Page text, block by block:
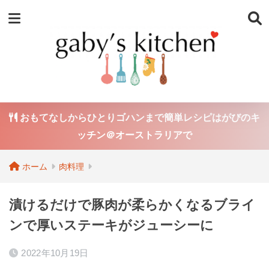
おもてなしからひとりゴハンまで簡単レシピはがびのキ
ッチン＠オーストラリアで
ホーム 肉料理
漬けるだけで豚肉が柔らかくなるブライ
ンで厚いステーキがジューシーに
2022年10月19日